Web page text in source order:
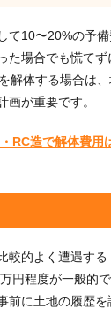
て10〜20%の予備
た場合でも慌て
解体する場合は
画が重要です。
RC造で解体費用
較的よく遭遇す
円程度が一般的
前に土地の履歴